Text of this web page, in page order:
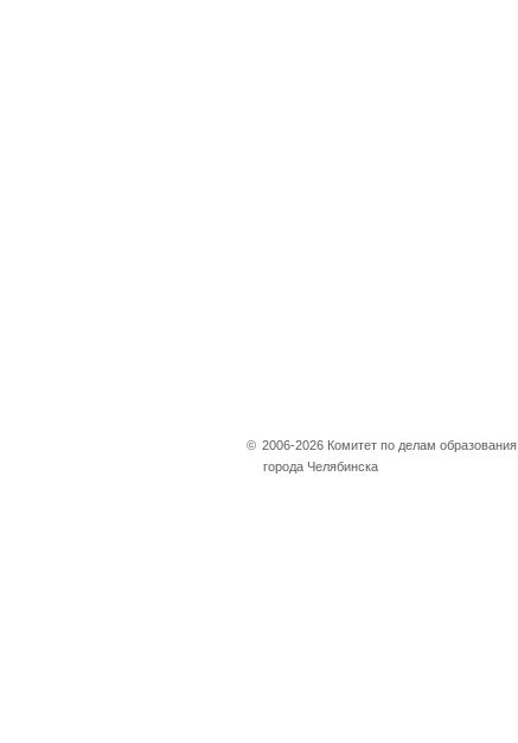
© 2006-2026 Комитет по делам образования
города Челябинска